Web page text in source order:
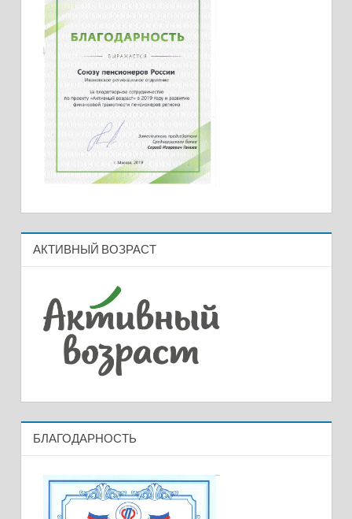
АКТИВНЫЙ ВОЗРАСТ
БЛАГОДАРНОСТЬ